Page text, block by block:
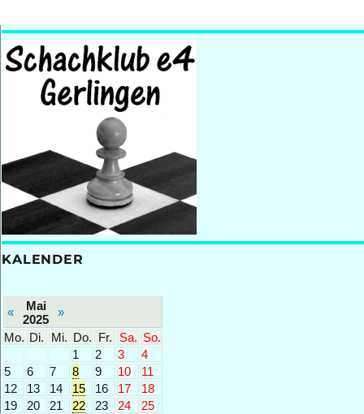
KALENDER
«
Mai
2025
»
Mo. Di. Mi. Do. Fr. Sa. So.
1
2 3
4
5
6 7 8 9 10
11
12
13 14 15 16 17
18
19
20 21 22 23 24
25